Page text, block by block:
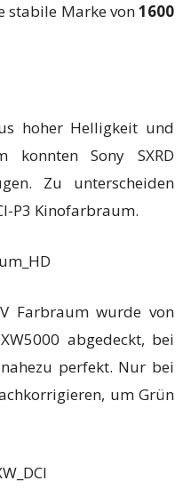
stabile Marke von1600
hoher Helligkeit und
konnten Sony SXRD
Zu unterscheiden
P3 Kinofarbraum.
Farbraum wurde von
abgedeckt, bei
perfekt. Nur bei
um Grün